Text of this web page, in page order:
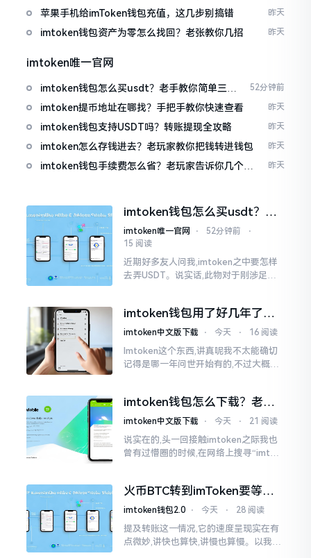
免追涨杀跌被套牢
苹果手机给imToken钱包充值，这几步别搞错 昨天
imtoken钱包资产为零怎么找回？老张教你几招 昨天
imtoken唯一官网
imtoken钱包怎么买usdt？老手教你简单三步
搞定
52分钟前
imtoken提币地址在哪找？手把手教你快速查看 昨天
imtoken钱包支持USDT吗？转账提现全攻略 昨天
imtoken怎么存钱进去？老玩家教你把钱转进钱包 昨天
imtoken钱包手续费怎么省？老玩家告诉你几个实
昨天
imtoken钱包怎么买usdt？老
手教你简单三步搞定
imtoken唯一官网 ⋅ 52分钟前
⋅
15 阅读
近期好多友人问我,imtoken之中要怎样
去弄USDT。说实话,此物对于刚涉足币
imtoken钱包用了好几年了，
到底多少年了？
imtoken中文版下载 ⋅ 今天 ⋅ 16 阅读
Imtoken这个东西,讲真呢我不太能确切
记得是哪一年问世开始有的,不过大概在
多快要十年的时间了。
imtoken钱包怎么下载？老用
户告诉你靠谱渠道
imtoken中文版下载 ⋅ 今天 ⋅ 21 阅读
说实在的,头一回接触imtoken之际我也
曾有过懵圈的时候,在网络上搜寻“imtok
火币BTC转到imToken要等多
久？过来人说说真实情况
imtoken钱包2.0 ⋅ 今天 ⋅ 28 阅读
提及转账这一情况,它的速度呈现实在有
点微妙,讲快也算快,讲慢也算慢。以我从